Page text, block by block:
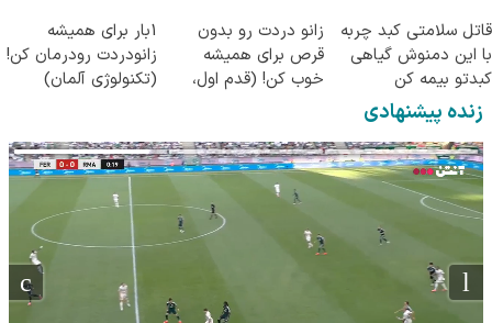
قاتل سلامتی کبد چربه
با این دمنوش گیاهی
کبدتو بیمه کن
زانو دردت رو بدون
قرص برای همیشه
خوب کن! (قدم اول،
1بار برای همیشه
زانودردت رودرمان کن!
(تکنولوژی آلمان)
زنده پیشنهادی